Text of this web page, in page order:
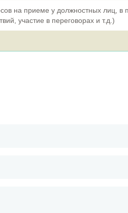
на приеме у должностных лиц, в
участие в переговорах и т.д.)